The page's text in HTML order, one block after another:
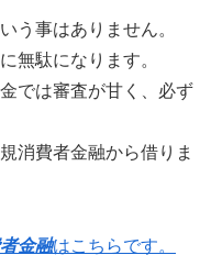
う事はありません。
無駄になります。
では審査が甘く、必ず
消費者金融から借りま
金融はこちらです。